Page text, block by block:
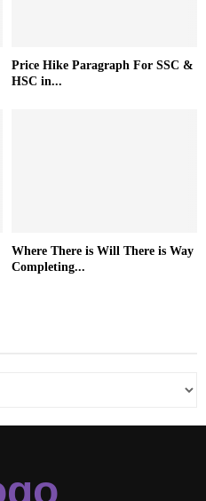
Price Hike Paragraph For SSC &
HSC in...
Where There is Will There is Way
Completing...